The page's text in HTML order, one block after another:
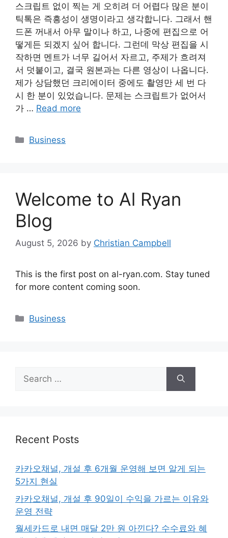
스크립트 없이 찍는 게 오히려 더 어렵다 많은 분이
틱톡은 즉흥성이 생명이라고 생각합니다. 그래서 핸
드폰 꺼내서 아무 말이나 하고, 나중에 편집으로 어
떻게든 되겠지 싶어 합니다. 그런데 막상 편집을 시
작하면 멘트가 너무 길어서 자르고, 주제가 흐려져
서 덧붙이고, 결국 원본과는 다른 영상이 나옵니다.
제가 상담했던 크리에이터 중에도 촬영만 세 번 다
시 한 분이 있었습니다. 문제는 스크립트가 없어서
가 … Read more
Categories
Business
Welcome to Al Ryan
Blog
August 5, 2026 by Christian Campbell
This is the first post on al-ryan.com. Stay tuned
for more content coming soon.
Categories
Business
Search
for:
Recent Posts
카카오채널, 개설 후 6개월 운영해 보면 알게 되는
5가지 현실
카카오채널, 개설 후 90일이 수익을 가르는 이유와
운영 전략
월세카드로 내면 매달 2만 원 아낀다? 수수료와 혜